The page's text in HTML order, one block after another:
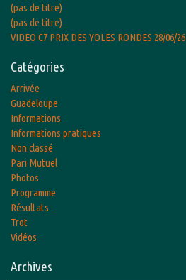
(pas de titre)
(pas de titre)
VIDEO C7 PRIX DES YOLES RONDES 28/06/26
Catégories
Arrivée
Guadeloupe
Informations
Informations pratiques
Non classé
Pari Mutuel
Photos
Programme
Résultats
Trot
Vidéos
Archives